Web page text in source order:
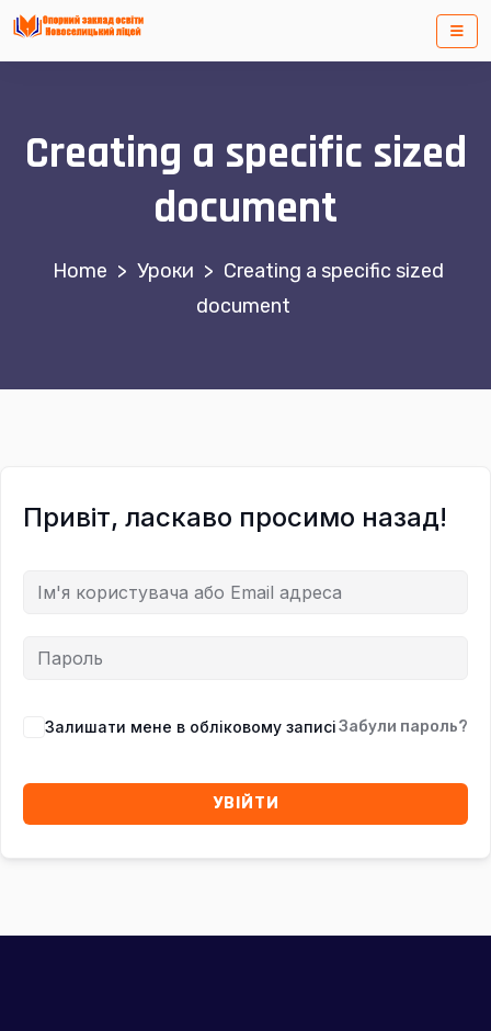
Creating a specific sized
document
> Уроки > Creating a specific sized
document
Привіт, ласкаво просимо назад!
Залишати мене в обліковому записіЗабули пароль?
УВІЙТИ